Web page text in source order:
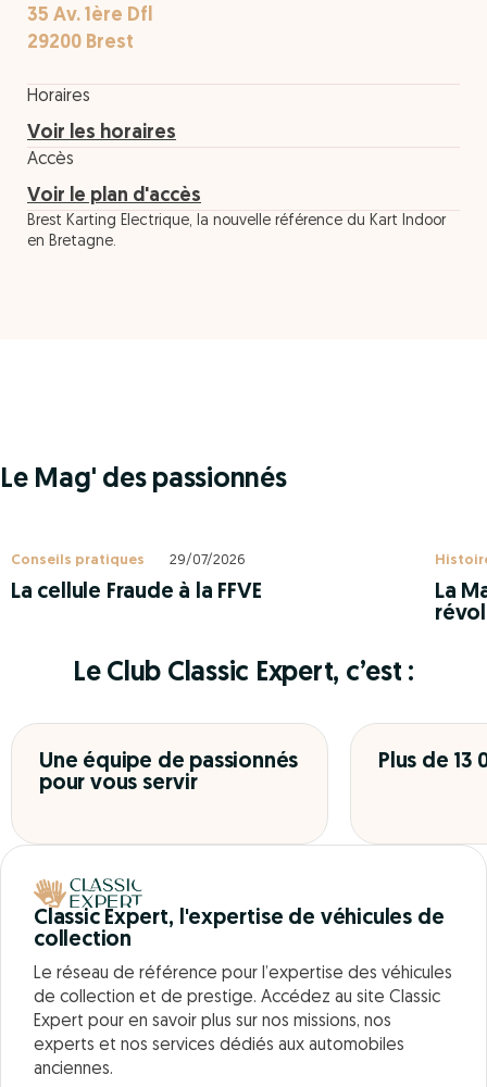
35 Av. 1ère Dfl
29200 Brest
Horaires
Voir les horaires
Accès
Voir le plan d'accès
Brest Karting Electrique, la nouvelle référence du Kart Indoor
en Bretagne.
Le Mag' des passionnés
Conseils pratiques 29/07/2026
La cellule Fraude à la FFVE
La
Le Club Classic Expert, c’est :
Une équipe de passionnés
pour vous servir
Plus de 13
Classic Expert, l'expertise de véhicules de
collection
Le réseau de référence pour l’expertise des véhicules
de collection et de prestige. Accédez au site Classic
Expert pour en savoir plus sur nos missions, nos
experts et nos services dédiés aux automobiles
anciennes.